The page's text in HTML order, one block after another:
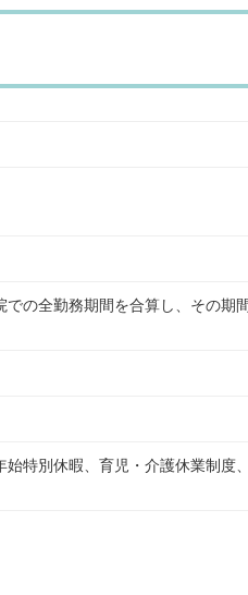
の全勤務期間を合算し、その期
特別休暇、育児・介護休業制度